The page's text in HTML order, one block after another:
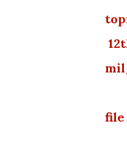
file